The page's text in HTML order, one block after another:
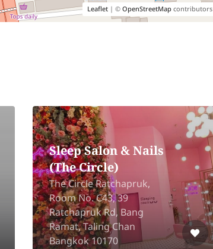
Leaflet| ©OpenStreetMapcontributors
Jangky Nail & Hair
44/58 Moo 3, Soi
Phetkasem 110,
Intersection 2, Nong Khang
Phlu, Nong Khaem,
Bangkok 10160